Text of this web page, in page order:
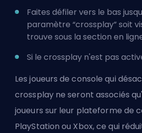
Faites défiler vers le bas
paramètre “crossplay” soit
trouve sous la section en
Si le crossplay n'est pas
Les joueurs de console qui
crossplay ne seront associés
joueurs sur leur plateforme de
PlayStation ou Xbox, ce qui